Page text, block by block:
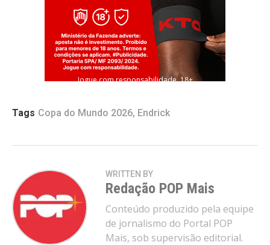
Jogue com responsabilidade. 18+
Tags Copa do Mundo 2026, Endrick
WRITTEN BY
Redação POP Mais
Conteúdo produzido pela equipe
de jornalismo do Portal POP
Mais, sob supervisão editorial.